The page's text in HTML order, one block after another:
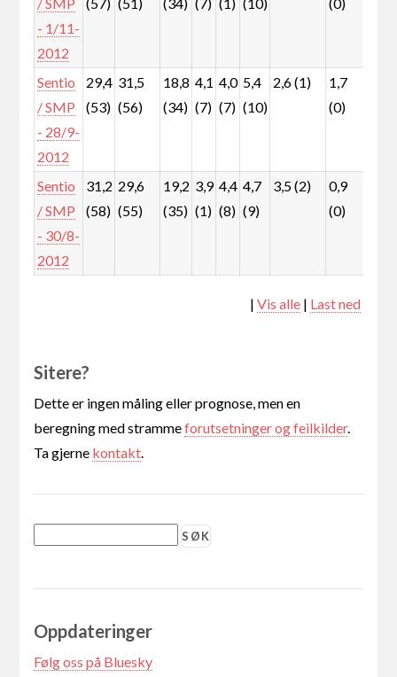
- 1/11-
2012
Sentio
/ SMP
- 28/9-
2012
29,4
(53)
31,5
(56)
18,8
(34)
4,1
(7)
4,0
(7)
5,4
(10)
2,6 (1)
1,7
(0)
Sentio
/ SMP
- 30/8-
2012
31,2
(58)
29,6
(55)
19,2
(35)
3,9
(1)
4,4
(8)
4,7
(9)
3,5 (2)
0,9
(0)
|Vis alle | Last ned
Sitere?
Dette er ingen måling eller prognose, men en
beregning med strammeforutsetninger og feilkilder.
Ta gjerne kontakt.
Oppdateringer
Følg oss på Bluesky